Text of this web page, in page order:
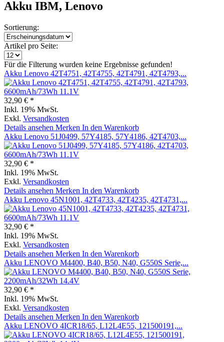
Akku IBM, Lenovo
Sortierung:
Artikel pro Seite:
Für die Filterung wurden keine Ergebnisse gefunden!
Akku Lenovo 42T4751, 42T4755, 42T4791, 42T4793,...
32,90 € *
Inkl. 19% MwSt.
Exkl. Versandkosten
Details ansehen Merken In den Warenkorb
Akku Lenovo 51J0499, 57Y4185, 57Y4186, 42T4703,...
32,90 € *
Inkl. 19% MwSt.
Exkl. Versandkosten
Details ansehen Merken In den Warenkorb
Akku Lenovo 45N1001, 42T4733, 42T4235, 42T4731,...
32,90 € *
Inkl. 19% MwSt.
Exkl. Versandkosten
Details ansehen Merken In den Warenkorb
Akku LENOVO M4400, B40, B50, N40, G550S Serie,...
32,90 € *
Inkl. 19% MwSt.
Exkl. Versandkosten
Details ansehen Merken In den Warenkorb
Akku LENOVO 4ICR18/65, L12L4E55, 121500191,...